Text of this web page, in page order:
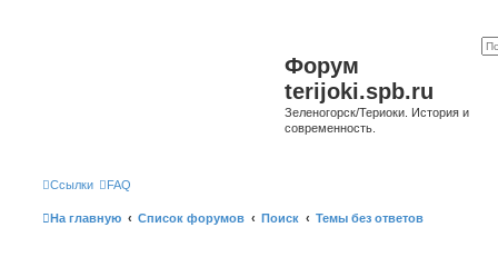
Форум
terijoki.spb.ru
Зеленогорск/Териоки. История и
современность.
Ссылки FAQ
На главную Список форумов Поиск Темы без ответов